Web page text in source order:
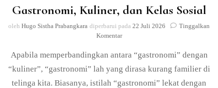
Gastronomi, Kuliner, dan Kelas Sosial
oleh Hugo Sistha Prabangkara diperbarui pada 22 Juli 2026
Tinggalkan
Komentarpada
Kuliner,
Kelas
Sosial
Apabila memperbandingkan antara “gastronomi” dengan
“kuliner”, “gastronomi” lah yang dirasa kurang familier di
telinga kita. Biasanya, istilah “gastronomi” lekat dengan